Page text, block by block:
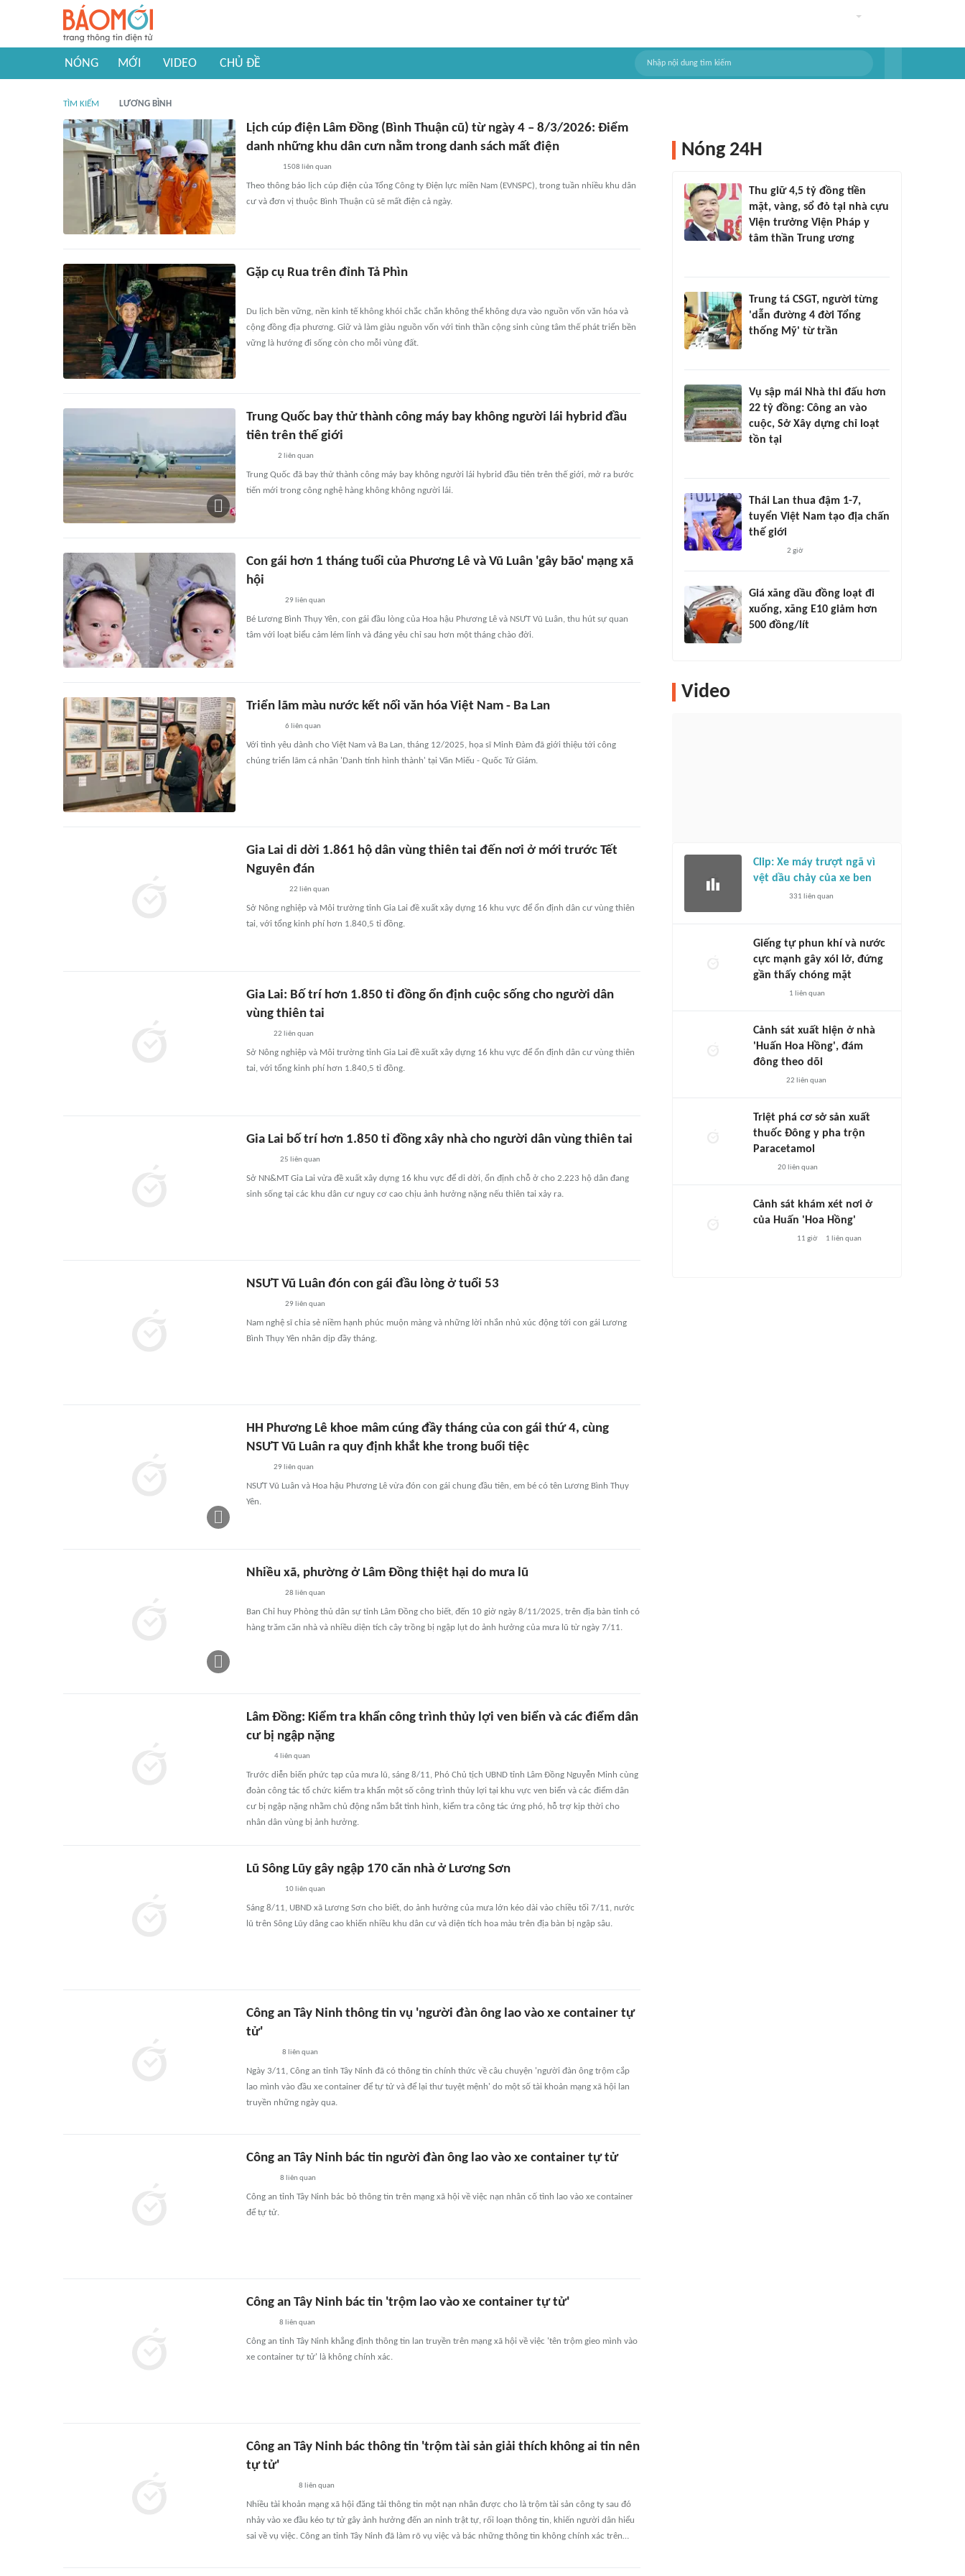
NÓNG MỚI VIDEO CHỦ ĐỀ
TÌM KIẾM LƯƠNG BÌNH
Lịch cúp điện Lâm Đồng (Bình Thuận cũ) từ ngày 4 – 8/3/2026: Điểm
danh những khu dân cưn nằm trong danh sách mất điện
1508 liên quan
Theo thông báo lịch cúp điện của Tổng Công ty Điện lực miền Nam (EVNSPC), trong tuần nhiều khu dân
cư và đơn vị thuộc Bình Thuận cũ sẽ mất điện cả ngày.
Gặp cụ Rua trên đỉnh Tả Phìn
Du lịch bền vững, nền kinh tế không khói chắc chắn không thể không dựa vào nguồn vốn văn hóa và
cộng đồng địa phương. Giữ và làm giàu nguồn vốn với tinh thần cộng sinh cùng tâm thế phát triển bền
vững là hướng đi sống còn cho mỗi vùng đất.
Trung Quốc bay thử thành công máy bay không người lái hybrid đầu
tiên trên thế giới
2 liên quan
Trung Quốc đã bay thử thành công máy bay không người lái hybrid đầu tiên trên thế giới, mở ra bước
tiến mới trong công nghệ hàng không không người lái.
Con gái hơn 1 tháng tuổi của Phương Lê và Vũ Luân 'gây bão' mạng xã
hội
29 liên quan
Bé Lương Bình Thụy Yên, con gái đầu lòng của Hoa hậu Phương Lê và NSƯT Vũ Luân, thu hút sự quan
tâm với loạt biểu cảm lém lỉnh và đáng yêu chỉ sau hơn một tháng chào đời.
Triển lãm màu nước kết nối văn hóa Việt Nam - Ba Lan
6 liên quan
Với tình yêu dành cho Việt Nam và Ba Lan, tháng 12/2025, họa sĩ Minh Đàm đã giới thiệu tới công
chúng triển lãm cá nhân 'Danh tính hình thành' tại Văn Miếu - Quốc Tử Giám.
Gia Lai di dời 1.861 hộ dân vùng thiên tai đến nơi ở mới trước Tết
Nguyên đán
22 liên quan
Sở Nông nghiệp và Môi trường tỉnh Gia Lai đề xuất xây dựng 16 khu vực để ổn định dân cư vùng thiên
tai, với tổng kinh phí hơn 1.840,5 tỉ đồng.
Gia Lai: Bố trí hơn 1.850 tỉ đồng ổn định cuộc sống cho người dân
vùng thiên tai
22 liên quan
Sở Nông nghiệp và Môi trường tỉnh Gia Lai đề xuất xây dựng 16 khu vực để ổn định dân cư vùng thiên
tai, với tổng kinh phí hơn 1.840,5 tỉ đồng.
Gia Lai bố trí hơn 1.850 tỉ đồng xây nhà cho người dân vùng thiên tai
25 liên quan
Sở NN&MT Gia Lai vừa đề xuất xây dựng 16 khu vực để di dời, ổn định chỗ ở cho 2.223 hộ dân đang
sinh sống tại các khu dân cư nguy cơ cao chịu ảnh hưởng nặng nếu thiên tai xảy ra.
NSƯT Vũ Luân đón con gái đầu lòng ở tuổi 53
29 liên quan
Nam nghệ sĩ chia sẻ niềm hạnh phúc muộn màng và những lời nhắn nhủ xúc động tới con gái Lương
Bình Thụy Yên nhân dịp đầy tháng.
HH Phương Lê khoe mâm cúng đầy tháng của con gái thứ 4, cùng
NSƯT Vũ Luân ra quy định khắt khe trong buổi tiệc
29 liên quan
NSƯT Vũ Luân và Hoa hậu Phương Lê vừa đón con gái chung đầu tiên, em bé có tên Lương Bình Thụy
Yên.
Nhiều xã, phường ở Lâm Đồng thiệt hại do mưa lũ
28 liên quan
Ban Chỉ huy Phòng thủ dân sự tỉnh Lâm Đồng cho biết, đến 10 giờ ngày 8/11/2025, trên địa bàn tỉnh có
hàng trăm căn nhà và nhiều diện tích cây trồng bị ngập lụt do ảnh hưởng của mưa lũ từ ngày 7/11.
Lâm Đồng: Kiểm tra khẩn công trình thủy lợi ven biển và các điểm dân
cư bị ngập nặng
4 liên quan
Trước diễn biến phức tạp của mưa lũ, sáng 8/11, Phó Chủ tịch UBND tỉnh Lâm Đồng Nguyễn Minh cùng
đoàn công tác tổ chức kiểm tra khẩn một số công trình thủy lợi tại khu vực ven biển và các điểm dân
cư bị ngập nặng nhằm chủ động nắm bắt tình hình, kiểm tra công tác ứng phó, hỗ trợ kịp thời cho
nhân dân vùng bị ảnh hưởng.
Lũ Sông Lũy gây ngập 170 căn nhà ở Lương Sơn
10 liên quan
Sáng 8/11, UBND xã Lương Sơn cho biết, do ảnh hưởng của mưa lớn kéo dài vào chiều tối 7/11, nước
lũ trên Sông Lũy dâng cao khiến nhiều khu dân cư và diện tích hoa màu trên địa bàn bị ngập sâu.
Công an Tây Ninh thông tin vụ 'người đàn ông lao vào xe container tự
tử'
8 liên quan
Ngày 3/11, Công an tỉnh Tây Ninh đã có thông tin chính thức về câu chuyện 'người đàn ông trộm cắp
lao mình vào đầu xe container để tự tử và để lại thư tuyệt mệnh' do một số tài khoản mạng xã hội lan
truyền những ngày qua.
Công an Tây Ninh bác tin người đàn ông lao vào xe container tự tử
8 liên quan
Công an tỉnh Tây Ninh bác bỏ thông tin trên mạng xã hội về việc nạn nhân cố tình lao vào xe container
để tự tử.
Công an Tây Ninh bác tin 'trộm lao vào xe container tự tử'
8 liên quan
Công an tỉnh Tây Ninh khẳng định thông tin lan truyền trên mạng xã hội về việc 'tên trộm gieo mình vào
xe container tự tử' là không chính xác.
Công an Tây Ninh bác thông tin 'trộm tài sản giải thích không ai tin nên
tự tử'
8 liên quan
Nhiều tài khoản mạng xã hội đăng tải thông tin một nạn nhân được cho là trộm tài sản công ty sau đó
nhảy vào xe đầu kéo tự tử gây ảnh hưởng đến an ninh trật tự, rối loạn thông tin, khiến người dân hiểu
sai về vụ việc. Công an tỉnh Tây Ninh đã làm rõ vụ việc và bác những thông tin không chính xác trên…
Nóng 24H
Thu giữ 4,5 tỷ đồng tiền
mặt, vàng, sổ đỏ tại nhà cựu
Viện trưởng Viện Pháp y
tâm thần Trung ương
Trung tá CSGT, người từng
'dẫn đường 4 đời Tổng
thống Mỹ' từ trần
Vụ sập mái Nhà thi đấu hơn
22 tỷ đồng: Công an vào
cuộc, Sở Xây dựng chỉ loạt
tồn tại
Thái Lan thua đậm 1-7,
tuyển Việt Nam tạo địa chấn
thế giới
2 giờ
Giá xăng dầu đồng loạt đi
xuống, xăng E10 giảm hơn
500 đồng/lít
Video
Clip: Xe máy trượt ngã vì
vệt dầu chảy của xe ben
331 liên quan
Giếng tự phun khí và nước
cực mạnh gây xói lở, đứng
gần thấy chóng mặt
1 liên quan
Cảnh sát xuất hiện ở nhà
'Huấn Hoa Hồng', đám
đông theo dõi
22 liên quan
Triệt phá cơ sở sản xuất
thuốc Đông y pha trộn
Paracetamol
20liên quan
Cảnh sát khám xét nơi ở
của Huấn 'Hoa Hồng'
11 giờ 1 liên quan